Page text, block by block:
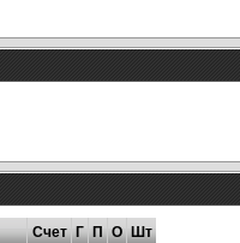
Счет Г П О Шт